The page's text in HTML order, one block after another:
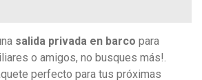
salida privada en barco para
o amigos, no busques más!.
perfecto para tus próximas